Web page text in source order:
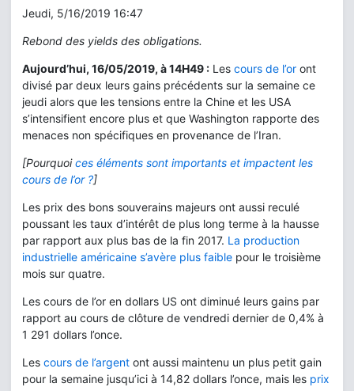
Jeudi, 5/16/2019 16:47
Rebond des yields des obligations.
Aujourd’hui, 16/05/2019, à 14H49 : Les cours de l’or ont
divisé par deux leurs gains précédents sur la semaine ce
jeudi alors que les tensions entre la Chine et les USA
s’intensifient encore plus et que Washington rapporte des
menaces non spécifiques en provenance de l’Iran.
[Pourquoices éléments sont importants et impactent les
cours de l’or ?]
Les prix des bons souverains majeurs ont aussi reculé
poussant les taux d’intérêt de plus long terme à la hausse
par rapport aux plus bas de la fin 2017. La production
industrielle américaine s’avère plus faible pour le troisième
mois sur quatre.
Les cours de l’or en dollars US ont diminué leurs gains par
rapport au cours de clôture de vendredi dernier de 0,4% à
1 291 dollars l’once.
Les cours de l’argent ont aussi maintenu un plus petit gain
pour la semaine jusqu’ici à 14,82 dollars l’once, mais les prix